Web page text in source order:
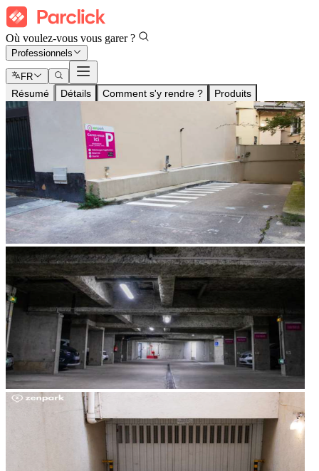
Où voulez-vous vous garer ?
Professionnels
FR
Résumé Détails Comment s'y rendre ? Produits